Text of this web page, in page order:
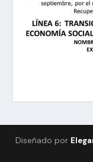
Diseñado por